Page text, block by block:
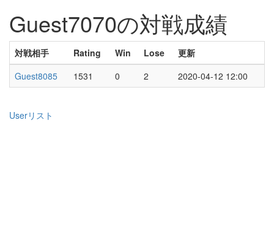
Guest7070の対戦成績
対戦相手 Rating Win Lose
更新
Guest8085
1531 0 2 2020-04-12 12:00
Userリスト